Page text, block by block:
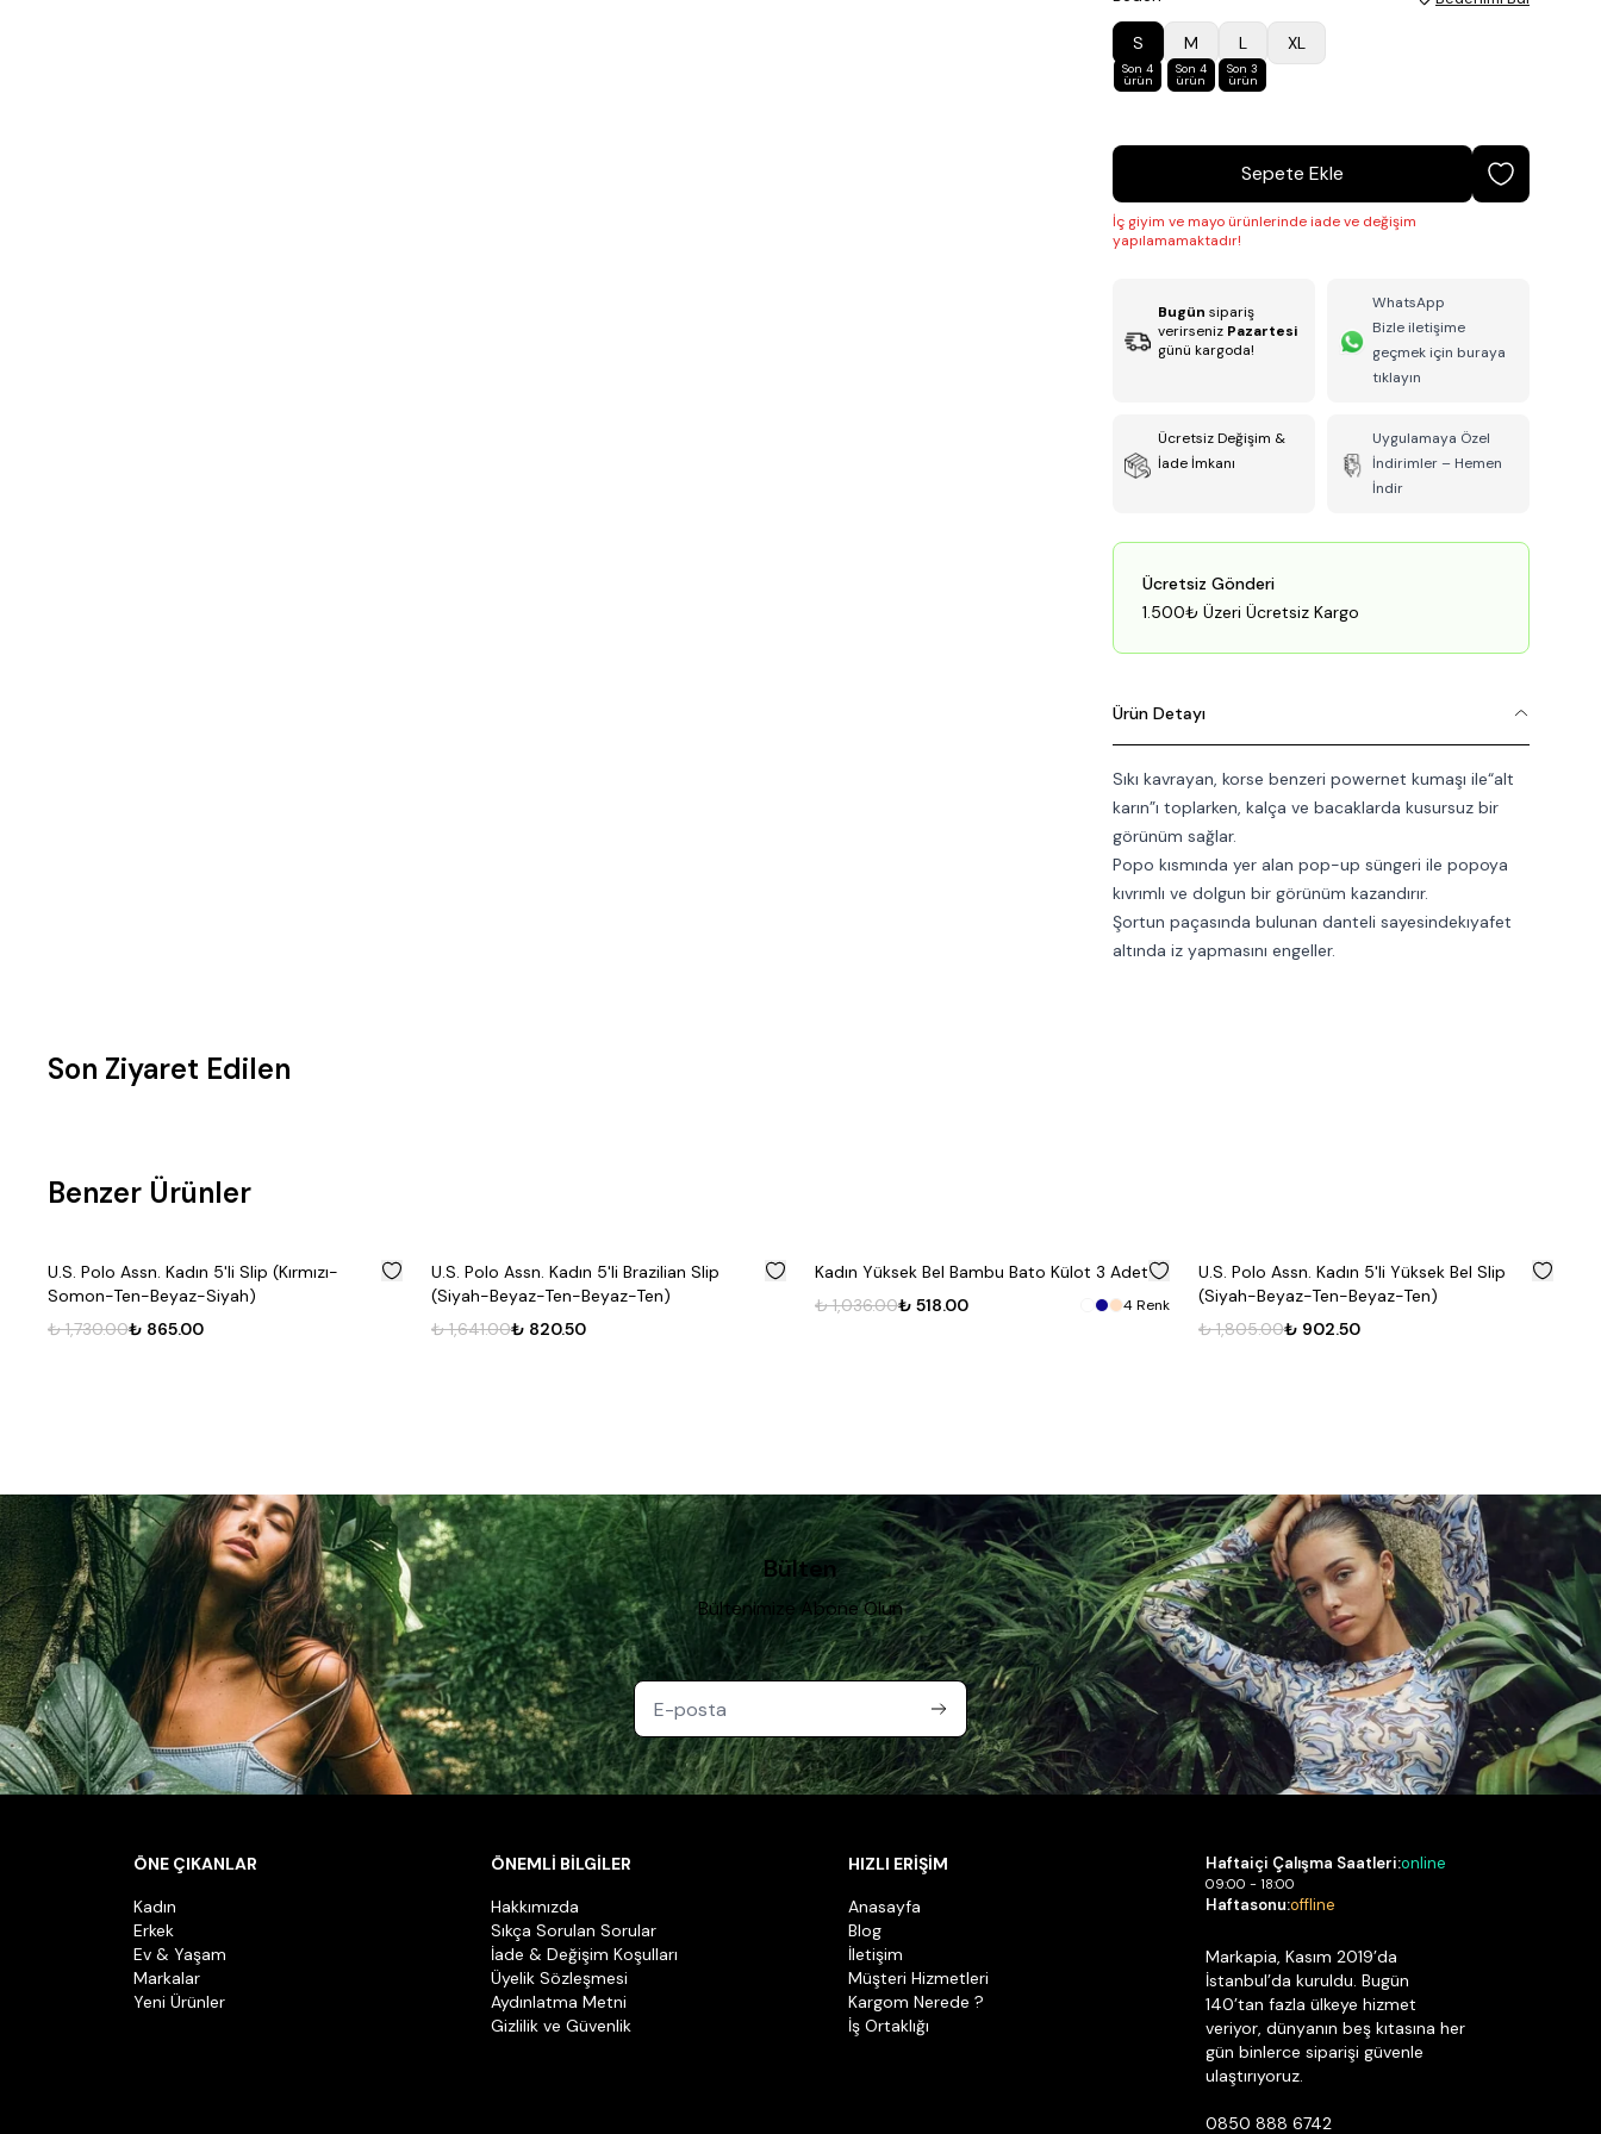
S
Son 4
ürün
M
Son 4
ürün
L
Son 3
ürün
XL
Sepete Ekle
İç giyim ve mayo ürünlerinde iade ve değişim
yapılamamaktadır!
Bugün sipariş
verirseniz Pazartesi
günü kargoda!
WhatsApp
Bizle iletişime
geçmek için buraya
tıklayın
Ücretsiz Değişim &
İade İmkanı
Uygulamaya Özel
İndirimler – Hemen
İndir
Ücretsiz Gönderi
1.500₺ Üzeri Ücretsiz Kargo
Ürün Detayı
Sıkı kavrayan, korse benzeri powernet kumaşı ile“alt
karın”ı toplarken, kalça ve bacaklarda kusursuz bir
görünüm sağlar.
Popo kısmında yer alan pop-up süngeri ile popoya
kıvrımlı ve dolgun bir görünüm kazandırır.
Şortun paçasında bulunan danteli sayesindekıyafet
altında iz yapmasını engeller.
Son Ziyaret Edilen
Benzer Ürünler
50
U.S. Polo Assn. Kadın 5'li Slip (Kırmızı-
Somon-Ten-Beyaz-Siyah)
₺ 1,730.00₺ 865.00
50
U.S. Polo Assn. Kadın 5'li Brazilian Slip
(Siyah-Beyaz-Ten-Beyaz-Ten)
₺ 1,641.00₺ 820.50
% 50
Kadın Yüksek Bel Bambu Bato Külot 3 Adet
₺ 1,036.00₺ 518.00 4Renk
50
U.S. Polo Assn. Kadın 5'li Yüksek Bel Slip
(Siyah-Beyaz-Ten-Beyaz-Ten)
₺ 1,805.00₺ 902.50
Bülten
Bültenimize Abone Olun
ÖNE ÇIKANLAR
Kadın
Erkek
Ev & Yaşam
Markalar
Yeni Ürünler
ÖNEMLİ BİLGİLER
Hakkımızda
Sıkça Sorulan Sorular
İade & Değişim Koşulları
Üyelik Sözleşmesi
Aydınlatma Metni
Gizlilik ve Güvenlik
HIZLI ERİŞİM
Anasayfa
Blog
İletişim
Müşteri Hizmetleri
Kargom Nerede ?
İş Ortaklığı
Haftaiçi Çalışma Saatleri:online
09:00 - 18:00
Haftasonu:offline
Markapia, Kasım 2019’da
İstanbul’da kuruldu. Bugün
140’tan fazla ülkeye hizmet
veriyor, dünyanın beş kıtasına her
gün binlerce siparişi güvenle
ulaştırıyoruz.
0850 888 6742